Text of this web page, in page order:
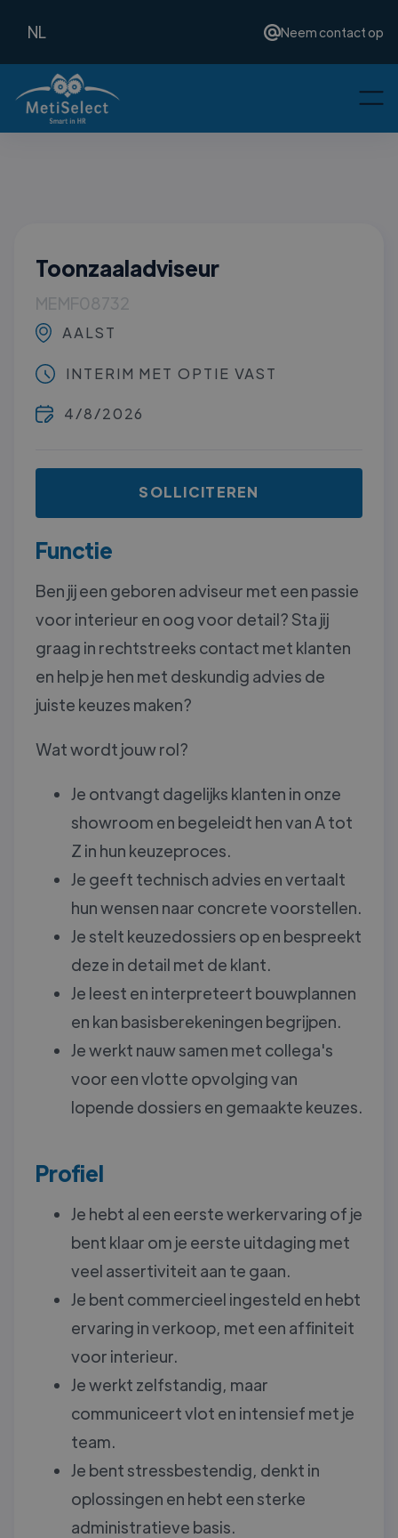
NL Neem contact op
Toonzaaladviseur
MEMF08732
AALST
INTERIM MET OPTIE VAST
4/8/2026
SOLLICITEREN
Functie
Ben jij een geboren adviseur met een passie
voor interieur en oog voor detail? Sta jij
graag in rechtstreeks contact met klanten
en help je hen met deskundig advies de
juiste keuzes maken?
Wat wordt jouw rol?
Je ontvangt dagelijks klanten in onze
showroom en begeleidt hen van A tot
Z in hun keuzeproces.
Je geeft technisch advies en vertaalt
hun wensen naar concrete voorstellen.
Je stelt keuzedossiers op en bespreekt
deze in detail met de klant.
Je leest en interpreteert bouwplannen
en kan basisberekeningen begrijpen.
Je werkt nauw samen met collega's
voor een vlotte opvolging van
lopende dossiers en gemaakte keuzes.
Profiel
Je hebt al een eerste werkervaring of je
bent klaar om je eerste uitdaging met
veel assertiviteit aan te gaan.
Je bent commercieel ingesteld en hebt
ervaring in verkoop, met een affiniteit
voor interieur.
Je werkt zelfstandig, maar
communiceert vlot en intensief met je
team.
Je bent stressbestendig, denkt in
oplossingen en hebt een sterke
administratieve basis.